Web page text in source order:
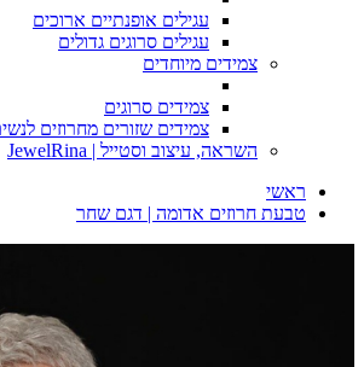
עגילים אופנתיים ארוכים
עגילים סרוגים גדולים
צמידים מיוחדים
צמידים סרוגים
צמידים שזורים מחרוזים
השראה, עיצוב וסטייל | JewelRina
ראשי
טבעת חרוזים אדומה | דגם שחר